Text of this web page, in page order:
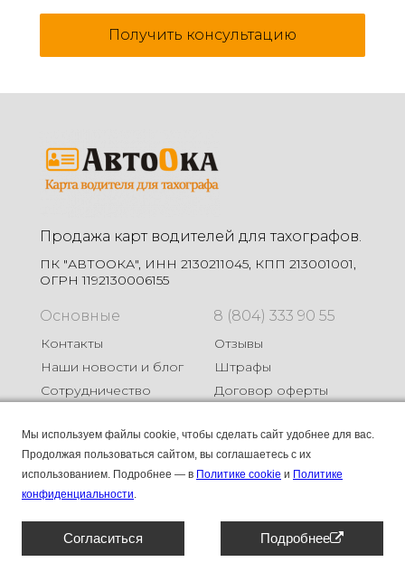
Получить консультацию
Продажа карт водителей для тахографов.
ПК "АВТООКА", ИНН 2130211045, КПП 213001001,
ОГРН 1192130006155
8 (804) 333 90 55
Отзывы
Штрафы
Договор оферты
Основные
Контакты
Наши новости и блог
Сотрудничество
Карты
Карта СКЗИ
Карта без СКЗИ
Мы используем файлы cookie, чтобы сделать сайт удобнее для вас.
Продолжая пользоваться сайтом, вы соглашаетесь с их
использованием. Подробнее — в Политике cookie и Политике
конфиденциальности.
Согласиться Подробнее